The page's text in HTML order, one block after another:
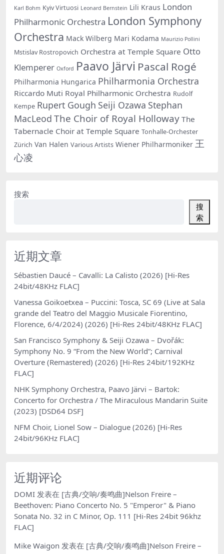
Karl Bohm Kyiv Virtuosi Leonard Bernstein Lili Kraus London
Philharmonic Orchestra London Symphony
Orchestra Mack Wilberg Mari Kodama Maurizio Pollini
Mstislav Rostropovich Orchestra at Temple Square Otto
Klemperer Oxford Paavo Järvi Pascal Rogé
Philharmonia Hungarica Philharmonia Orchestra
Riccardo Muti Royal Philharmonic Orchestra Rudolf
Kempe Rupert Gough Seiji Ozawa Stephan
MacLeod The Choir of Royal Holloway The
Tabernacle Choir at Temple Square Tonhalle-Orchester
Zürich Van Halen Various Artists Wiener Philharmoniker 王
心凌
搜索
搜
索
近期文章
Sébastien Daucé – Cavalli: La Calisto (2026) [Hi-Res
24bit/48KHz FLAC]
Vanessa Goikoetxea – Puccini: Tosca, SC 69 (Live at Sala
grande del Teatro del Maggio Musicale Fiorentino,
Florence, 6/4/2024) (2026) [Hi-Res 24bit/48KHz FLAC]
San Francisco Symphony & Seiji Ozawa – Dvořák:
Symphony No. 9 “From the New World”; Carnival
Overture (Remastered) (2026) [Hi-Res 24bit/192KHz
FLAC]
NHK Symphony Orchestra, Paavo Järvi – Bartok:
Concerto for Orchestra / The Miraculous Mandarin Suite
(2023) [DSD64 DSF]
NFM Choir, Lionel Sow – Dialogue (2026) [Hi-Res
24bit/96KHz FLAC]
近期评论
DOMI 发表在 [古典/交响/奏鸣曲]Nelson Freire –
Beethoven: Piano Concerto No. 5 "Emperor" & Piano
Sonata No. 32 in C Minor, Op. 111 [Hi-Res 24bit 96khz
FLAC]
Mike Waigon 发表在 [古典/交响/奏鸣曲]Nelson Freire –